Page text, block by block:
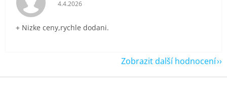
4.4.2026
+ Nizke ceny,rychle dodani.
Zobrazit další hodnocení
Z